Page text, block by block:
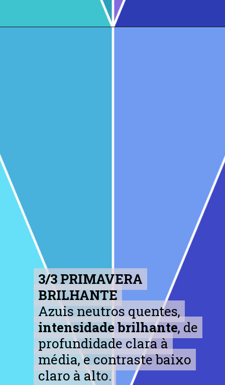
3/3 PRIMAVERA
BRILHANTE
Azuis neutros quentes,
intensidade brilhante, de
profundidade clara à
média, e contraste baixo
claro à alto.
3/3 PRIMAVERA
BRILHANTE
Azuis neutros quentes,
intensidade brilhante, de
profundidade clara à
média, e contraste baixo
claro à alto.